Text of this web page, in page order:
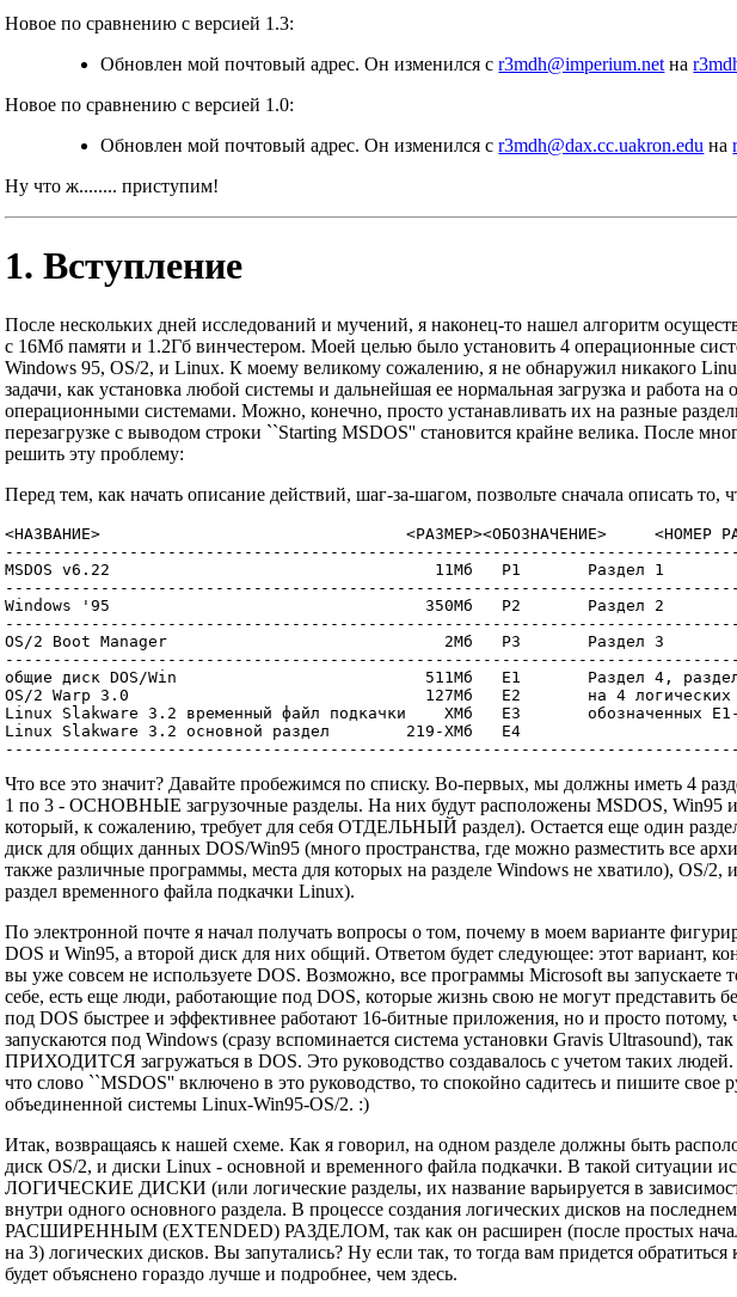
Новое по сравнению с версией 1.3:
Обновлен мой почтовый адрес. Он изменился сr3mdh@imperium.net на
Новое по сравнению с версией 1.0:
Обновлен мой почтовый адрес. Он изменился сr3mdh@dax.cc.uakron.edu на
Ну что ж........ приступим!
1. Вступление
После нескольких дней исследований и мучений, я наконец-то нашел алгоритм
с 16Мб памяти и 1.2Гб винчестером. Моей целью было установить 4 операционные
Windows 95, OS/2, и Linux. К моему великому сожалению, я не обнаружил никакого
задачи, как установка любой системы и дальнейшая ее нормальная загрузка и работа
операционными системами. Можно, конечно, просто устанавливать их на разные
перезагрузке с выводом строки ``Starting MSDOS'' становится крайне велика. После
решить эту проблему:
Перед тем, как начать описание действий, шаг-за-шагом, позвольте сначала описать то,
<НАЗВАНИЕ>                                <РАЗМЕР><ОБОЗНАЧЕНИЕ>     <НОМЕР
MSDOS v6.22                                  11Мб   P1       Раздел 1
Windows '95                                 350Мб   P2       Раздел 2
OS/2 Boot Manager                             2Мб   P3       Раздел 3
общие диск DOS/Win                          511Мб   E1       Раздел 4,
OS/2 Warp 3.0                               127Мб   E2       на 4 логических
Linux Slakware 3.2 временный файл подкачки    XМб   E3       обозначенных
Linux Slakware 3.2 основной раздел        219-XМб   E4
Что все это значит? Давайте пробежимся по списку. Во-первых, мы должны иметь 4
1 по 3 - ОСНОВНЫЕ загрузочные разделы. На них будут расположены MSDOS, Win95 и
который, к сожалению, требует для себя ОТДЕЛЬНЫЙ раздел). Остается еще один
диск для общих данных DOS/Win95 (много пространства, где можно разместить все
также различные программы, места для которых на разделе Windows не хватило), OS/2,
раздел временного файла подкачки Linux).
По электронной почте я начал получать вопросы о том, почему в моем варианте
DOS и Win95, а второй диск для них общий. Ответом будет следующее: этот вариант,
вы уже совсем не используете DOS. Возможно, все программы Microsoft вы запускаете
себе, есть еще люди, работающие под DOS, которые жизнь свою не могут представить
под DOS быстрее и эффективнее работают 16-битные приложения, но и просто потому,
запускаются под Windows (сразу вспоминается система установки Gravis Ultrasound),
ПРИХОДИТСЯ загружаться в DOS. Это руководство создавалось с учетом таких людей.
что слово ``MSDOS'' включено в это руководство, то спокойно садитесь и пишите свое
объединенной системы Linux-Win95-OS/2. :)
Итак, возвращаясь к нашей схеме. Как я говорил, на одном разделе должны быть
диск OS/2, и диски Linux - основной и временного файла подкачки. В такой ситуации
ЛОГИЧЕСКИЕ ДИСКИ (или логические разделы, их название варьируется в
внутри одного основного раздела. В процессе создания логических дисков на
РАСШИРЕННЫМ (EXTENDED) РАЗДЕЛОМ, так как он расширен (после простых
на 3) логических дисков. Вы запутались? Ну если так, то тогда вам придется
будет объяснено гораздо лучше и подробнее, чем здесь.